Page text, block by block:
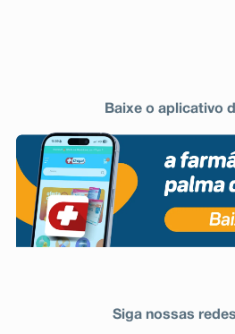
Baixe o aplicativo
Siga nossas